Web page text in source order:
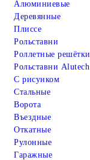
Алюминиевые
Деревянные
Плиссе
Рольставни
Роллетные решётки
Рольставни Alutech
С рисунком
Стальные
Ворота
Въездные
Откатные
Рулонные
Гаражные